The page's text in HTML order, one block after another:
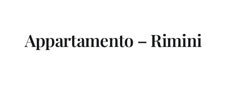
Appartamento – Rimini